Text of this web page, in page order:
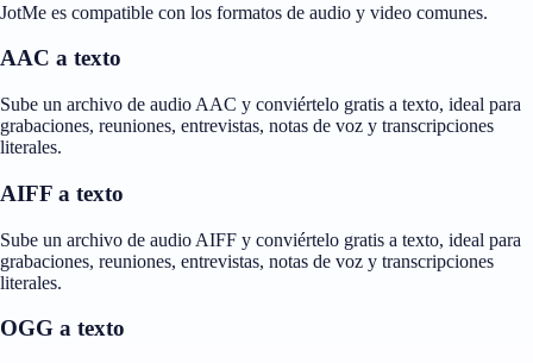
JotMe es compatible con los formatos de audio y video comunes.
AAC a texto
Sube un archivo de audio AAC y conviértelo gratis a texto, ideal para
grabaciones, reuniones, entrevistas, notas de voz y transcripciones
literales.
AIFF a texto
Sube un archivo de audio AIFF y conviértelo gratis a texto, ideal para
grabaciones, reuniones, entrevistas, notas de voz y transcripciones
literales.
OGG a texto